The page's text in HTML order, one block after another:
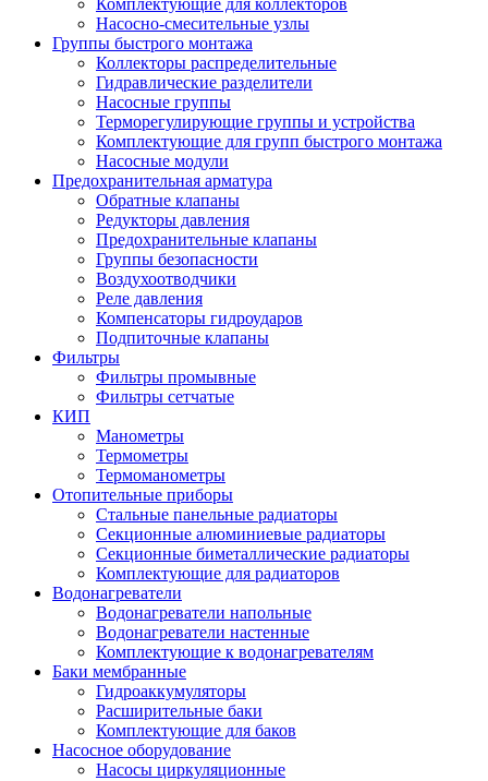
Насосно-смесительные узлы
Группы быстрого монтажа
Коллекторы распределительные
Гидравлические разделители
Насосные группы
Терморегулирующие группы и устройства
Комплектующие для групп быстрого монтажа
Насосные модули
Предохранительная арматура
Обратные клапаны
Редукторы давления
Предохранительные клапаны
Группы безопасности
Воздухоотводчики
Реле давления
Компенсаторы гидроударов
Подпиточные клапаны
Фильтры
Фильтры промывные
Фильтры сетчатые
КИП
Манометры
Термометры
Термоманометры
Отопительные приборы
Стальные панельные радиаторы
Секционные алюминиевые радиаторы
Секционные биметаллические радиаторы
Комплектующие для радиаторов
Водонагреватели
Водонагреватели напольные
Водонагреватели настенные
Комплектующие к водонагревателям
Баки мембранные
Гидроаккумуляторы
Расширительные баки
Комплектующие для баков
Насосное оборудование
Насосы циркуляционные